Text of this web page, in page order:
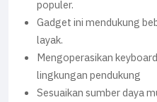
populer.
Gadget ini mendukung
layak.
Mengoperasikan
lingkungan pendukung
Sesuaikan sumber daya